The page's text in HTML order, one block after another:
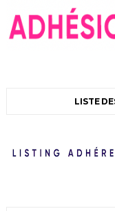
LISTE